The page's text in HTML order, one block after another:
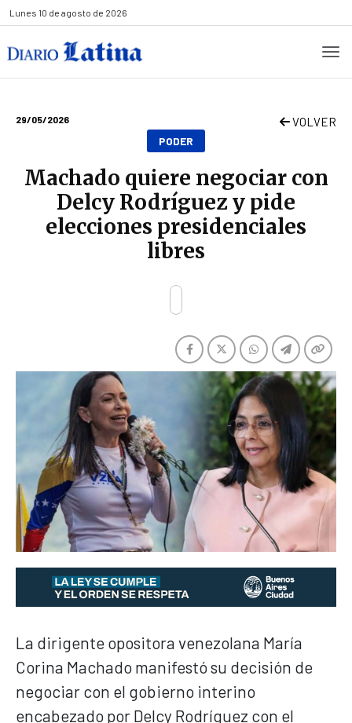
Lunes 10 de agosto de 2026
29/05/2026 VOLVER
PODER
Machado quiere negociar con
Delcy Rodríguez y pide
elecciones presidenciales
libres
La dirigente opositora venezolana María
Corina Machado manifestó su decisión de
negociar con el gobierno interino
encabezado por Delcy Rodríguez con el